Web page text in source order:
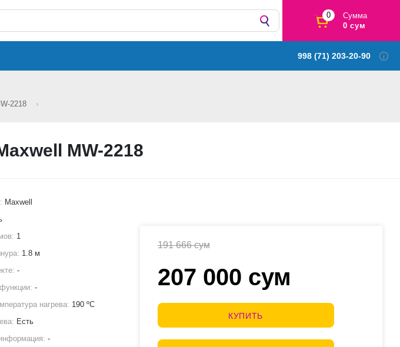
0
Сумма
0 сум
998 (71) 203-20-90
2218
MW-2218
191 666 сум
207 000 сум
КУПИТЬ
Maxwell
1
1.8 м
-
-
нагрева: 190 ºС
Есть
-